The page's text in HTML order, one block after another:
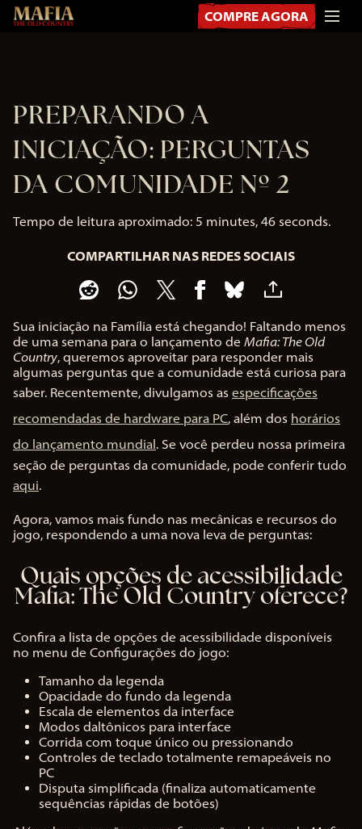
COMPRE AGORA
PREPARANDO A
INICIAÇÃO: PERGUNTAS
DA COMUNIDADE Nº 2
Tempo de leitura aproximado 5 minutes, 46 seconds
COMPARTILHAR NAS REDES SOCIAIS
Sua iniciação na Família está chegando! Faltando menos
de uma semana para o lançamento de Mafia: The Old
Country, queremos aproveitar para responder mais
algumas perguntas que a comunidade está curiosa para
saber. Recentemente, divulgamos as especificações
recomendadas de hardware para PC, além dos horários
do lançamento mundial. Se você perdeu nossa primeira
seção de perguntas da comunidade, pode conferir tudo
aqui.
Agora, vamos mais fundo nas mecânicas e recursos do
jogo, respondendo a uma nova leva de perguntas:
Quais opções de acessibilidade
Mafia: The Old Country oferece?
Confira a lista de opções de acessibilidade disponíveis
no menu de Configurações do jogo:
Tamanho da legenda
Opacidade do fundo da legenda
Escala de elementos da interface
Modos daltônicos para interface
Corrida com toque único ou pressionando
Controles de teclado totalmente remapeáveis no
PC
Disputa simplificada (finaliza automaticamente
sequências rápidas de botões)